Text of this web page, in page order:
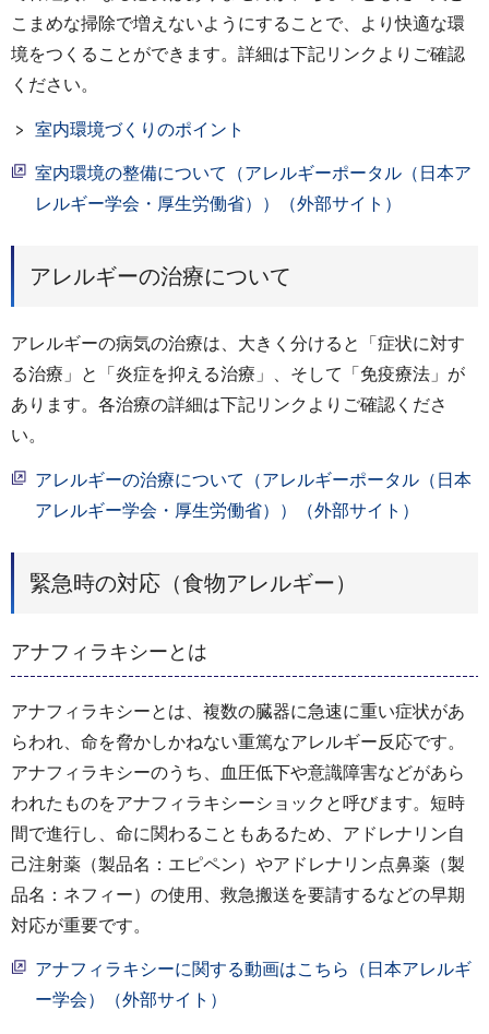
こまめな掃除で増えないようにすることで、より快適な環
境をつくることができます。詳細は下記リンクよりご確認
ください。
室内環境づくりのポイント
室内環境の整備について（アレルギーポータル（日本ア
レルギー学会・厚生労働省））（外部サイト）
アレルギーの治療について
アレルギーの病気の治療は、大きく分けると「症状に対す
る治療」と「炎症を抑える治療」、そして「免疫療法」が
あります。各治療の詳細は下記リンクよりご確認くださ
い。
アレルギーの治療について（アレルギーポータル（日本
アレルギー学会・厚生労働省））（外部サイト）
緊急時の対応（食物アレルギー）
アナフィラキシーとは
アナフィラキシーとは、複数の臓器に急速に重い症状があ
らわれ、命を脅かしかねない重篤なアレルギー反応です。
アナフィラキシーのうち、血圧低下や意識障害などがあら
われたものをアナフィラキシーショックと呼びます。短時
間で進行し、命に関わることもあるため、アドレナリン自
己注射薬（製品名：エピペン）やアドレナリン点鼻薬（製
品名：ネフィー）の使用、救急搬送を要請するなどの早期
対応が重要です。
アナフィラキシーに関する動画はこちら（日本アレルギ
ー学会）（外部サイト）